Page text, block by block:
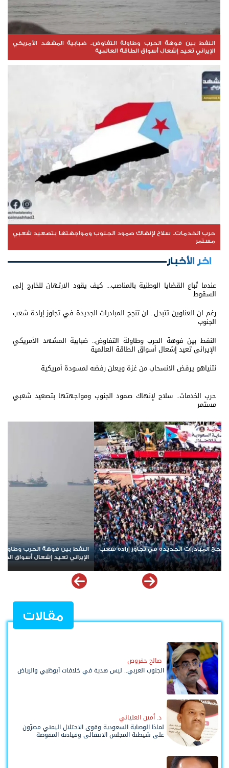
النفط بين فوهة الحرب وطاولة التفاوض.. ضبابية المشهد الأمريكي
الإيراني تعيد إشعال أسواق الطاقة العالمية
حرب الخدمات.. سلاح لإنهاك صمود الجنوب ومواجهتها بتصعيد شعبي
مستمر
اخر الأخبار
عندما تُباع القضايا الوطنية بالمناصب... كيف يقود الارتهان للخارج إلى
السقوط
رغم ان العناوين تتبدل.. لن تنجح المبادرات الجديدة في تجاوز إرادة شعب
الجنوب
النفط بين فوهة الحرب وطاولة التفاوض.. ضبابية المشهد الأمريكي
الإيراني تعيد إشعال أسواق الطاقة العالمية
نتنياهو يرفض الانسحاب من غزة ويعلن رفضه لمسودة أمريكية
حرب الخدمات.. سلاح لإنهاك صمود الجنوب ومواجهتها بتصعيد شعبي
مستمر
التفاوض.. ضبابية المشهد الأمريكي
العالمية
حرب الخدمات.. سلاح لإنهاك
مستمر
مقالات
صالح حقروص
الجنوب العربي.. ليس هدية في خلافات أبوظبي والرياض
د. أمين العلياني
لماذا الوصاية السعودية وقوى الاحتلال اليمني مصرّون
على شيطنة المجلس الانتقالي وقيادته المفوضة